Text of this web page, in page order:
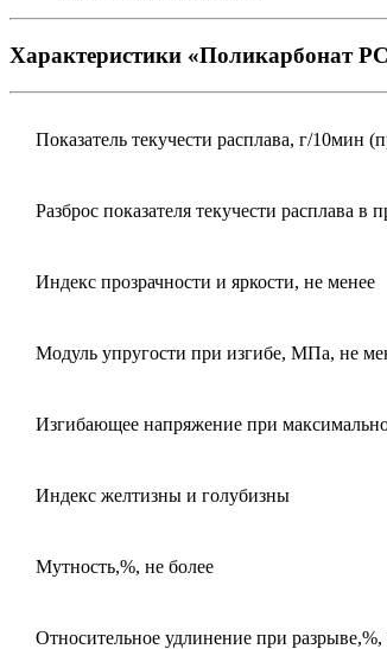
Характеристики «Поликарбонат
Показатель текучести расплава, г/10мин
Разброс показателя текучести расплава в
Индекс прозрачности и яркости, не менее
Модуль упругости при изгибе, МПа, не
Изгибающее напряжение при
Индекс желтизны и голубизны
Мутность,%, не более
Относительное удлинение при разрыве,%,